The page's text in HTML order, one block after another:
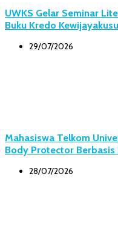
UWKS Gelar Seminar
Buku Kredo
29/07/2026
Mahasiswa Telkom
Body Protector Berbasis
28/07/2026